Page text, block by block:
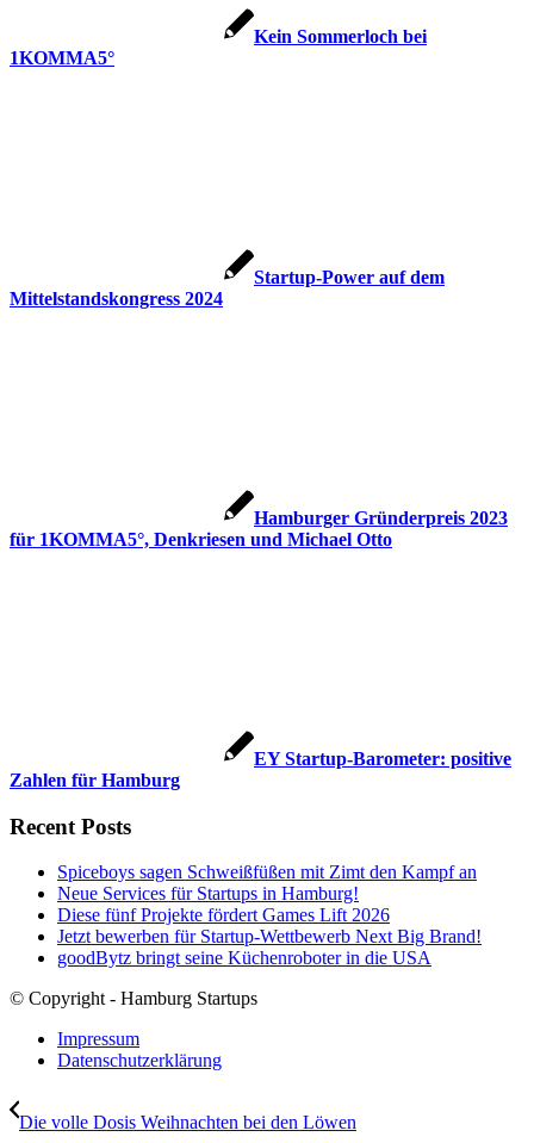
Kein Sommerloch bei
1KOMMA5°
Startup-Power auf dem
Mittelstandskongress 2024
Hamburger Gründerpreis 2023
für 1KOMMA5°, Denkriesen und Michael Otto
EY Startup-Barometer: positive
Zahlen für Hamburg
Recent Posts
Spiceboys sagen Schweißfüßen mit Zimt den Kampf an
Neue Services für Startups in Hamburg!
Diese fünf Projekte fördert Games Lift 2026
Jetzt bewerben für Startup-Wettbewerb Next Big Brand!
goodBytz bringt seine Küchenroboter in die USA
© Copyright - Hamburg Startups
Impressum
Datenschutzerklärung
Die volle Dosis Weihnachten bei den Löwen